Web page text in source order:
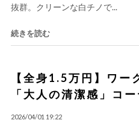
抜群。クリーンな白チノで...
続きを読む
【全身1.5万円】ワー
「大人の清潔感」コ
2026/04/01 19:22